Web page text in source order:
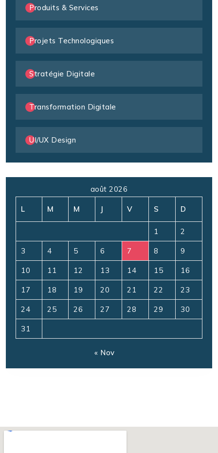
Produits & Services
Projets Technologiques
Stratégie Digitale
Transformation Digitale
UI/UX Design
août 2026
L M M J V S D
1 2
3 4 5 6 7 8 9
10 11 12 13 14 15 16
17 18 19 20 21 22 23
24 25 26 27 28 29 30
31
« Nov